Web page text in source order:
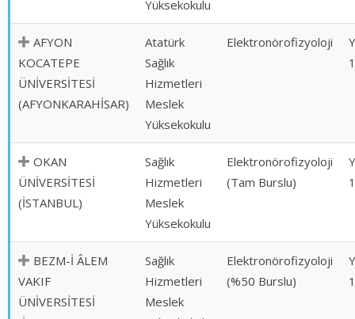
Yüksekokulu
AFYON
KOCATEPE
ÜNİVERSİTESİ
(AFYONKARAHİSAR)
Atatürk
Sağlık
Hizmetleri
Meslek
Yüksekokulu
Elektronörofizyoloji
1
OKAN
ÜNİVERSİTESİ
(İSTANBUL)
Sağlık
Hizmetleri
Meslek
Yüksekokulu
Elektronörofizyoloji
(Tam Burslu)
1
BEZM-İ ÂLEM
VAKIF
ÜNİVERSİTESİ
Sağlık
Hizmetleri
Meslek
Elektronörofizyoloji
(%50 Burslu)
1